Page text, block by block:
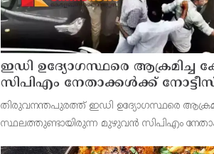
ഇഡി ഉദ്യോഗസ്ഥരെ ആക്രമിച്ച
സിപിഎം നേതാക്കൾക്ക്
പേരെയും ചോദ്യം ചെയ്യും
തിരുവനന്തപുരത്ത് ഇഡി ഉദ്യോഗസ്ഥരെ
സ്ഥലത്തുണ്ടായിരുന്ന മുഴുവൻ സിപിഎം